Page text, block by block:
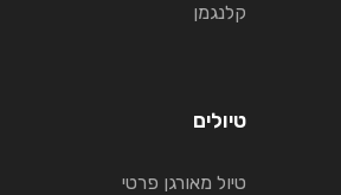
קלנגמן
טיולים
טיול מאורגן פרטי